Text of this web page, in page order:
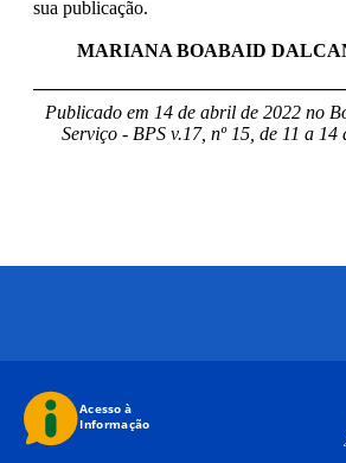
sua publicação.
MARIANA BOABAID
Publicado em 14 de abril de 2022 no
Serviço - BPS v.17, nº 15, de 11 a